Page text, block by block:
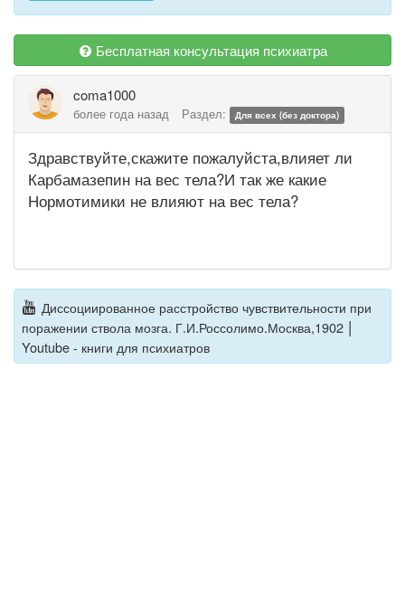
Бесплатная консультация психиатра
coma1000
более года назад Раздел: Для всех (без доктора)
Здравствуйте,скажите пожалуйста,влияет ли
Карбамазепин на вес тела?И так же какие
Нормотимики не влияют на вес тела?
Диссоциированное расстройство чувствительности при
поражении ствола мозга. Г.И.Россолимо.Москва,1902|
Youtube - книги для психиатров